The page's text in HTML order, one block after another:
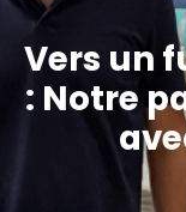
Vers un
: Notre